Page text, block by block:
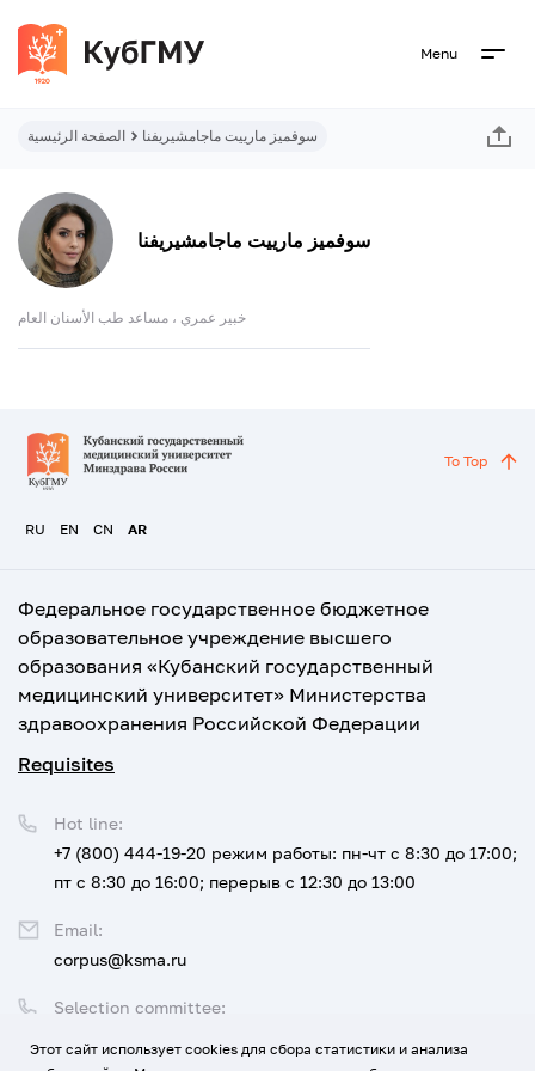
Menu
الصفحة الرئيسية سوفميز مارييت ماجامشيريفنا
سوفميز مارييت ماجامشيريفنا
خبير عمري ، مساعد طب الأسنان العام
RU EN CN AR
To Top
Федеральное государственное бюджетное
образовательное учреждение высшего
образования «Кубанский государственный
медицинский университет» Министерства
здравоохранения Российской Федерации
Requisites
Selection committee:
Hot line:
+7 (800) 444-19-20 режим работы: пн-чт с 8:30 до 17:00;
пт с 8:30 до 16:00; перерыв с 12:30 до 13:00
Email:
corpus@ksma.ru
Этот сайт использует cookies для сбора статистики и анализа